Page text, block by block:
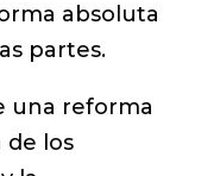
absoluta
partes.
una reforma
de los